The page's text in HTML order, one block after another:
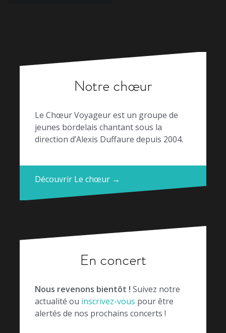
Notre chœur
Le Chœur Voyageur est un groupe de
jeunes bordelais chantant sous la
direction d’Alexis Duffaure depuis 2004.
Découvrir Le chœur →
En concert
Nous revenons bientôt ! Suivez notre
actualité ou inscrivez-vous pour être
alertés de nos prochains concerts !